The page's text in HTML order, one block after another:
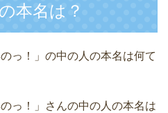
本名は？
っ！」の中の人の本名は何て
っ！」さんの中の人の本名は